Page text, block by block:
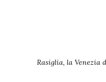
Rasiglia, la Venezia